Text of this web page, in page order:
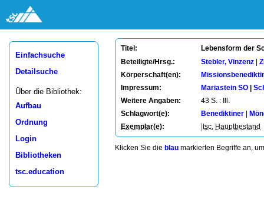
Einfachsuche
Detailsuche
Über die Bibliothek:
Aufbau
Ordnung
Login
Bibliotheken
tsc.education
Titel: Lebensform der
Beteiligte/Hrsg.: Stebler, Vinzenz
Körperschaft(en):
Impressum:
Mariastein SO
Weitere Angaben:
43 S. : Ill.
Schlagwort(e):
Benediktiner
Exemplar(e): tsc Hauptbestand
Klicken Sie die blau markierten Begriffe an,